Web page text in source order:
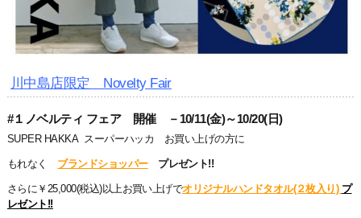
川中島店限定 Novelty Fair
#１ノベルティ フェア 開催 －10/11(金)～10/20(日)
SUPER HAKKA スーパーハッカ お買い上げの方に
もれなく ブランドショッパー プレゼント!!
さらに￥25,000(税込)以上お買い上げでオリジナルハンドタオル(２枚入り) プ
レゼント!!